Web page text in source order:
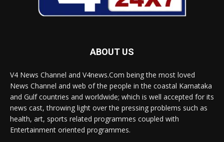
ABOUT US
V4 News Channel and V4news.Com being the most loved
News Channel and web of the people in the coastal Karnataka
and Gulf countries and worldwide; which is well accepted for its
news cast, throwing light over the pressing problems such as
health, art, sports related programmes coupled with
Entertainment oriented programmes.